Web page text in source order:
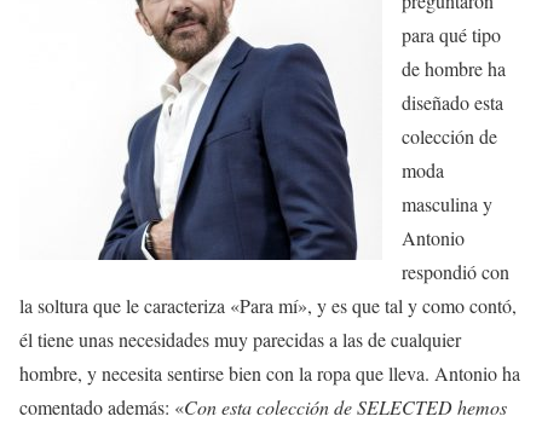
para qué tipo
de hombre ha
diseñado esta
colección de
moda
masculina y
Antonio
respondió con
la soltura que le caracteriza «Para mí», y es que tal y como contó,
él tiene unas necesidades muy parecidas a las de cualquier
hombre, y necesita sentirse bien con la ropa que lleva. Antonio ha
comentado además: «Con esta colección de SELECTED hemos